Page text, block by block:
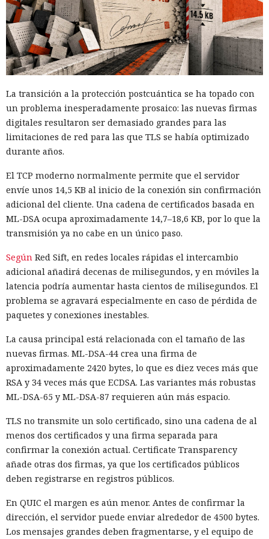
La transición a la protección postcuántica se ha topado con
un problema inesperadamente prosaico: las nuevas firmas
digitales resultaron ser demasiado grandes para las
limitaciones de red para las que TLS se había optimizado
durante años.
El TCP moderno normalmente permite que el servidor
envíe unos 14,5 KB al inicio de la conexión sin confirmación
adicional del cliente. Una cadena de certificados basada en
ML-DSA ocupa aproximadamente 14,7–18,6 KB, por lo que la
transmisión ya no cabe en un único paso.
Según Red Sift, en redes locales rápidas el intercambio
adicional añadirá decenas de milisegundos, y en móviles la
latencia podría aumentar hasta cientos de milisegundos. El
problema se agravará especialmente en caso de pérdida de
paquetes y conexiones inestables.
La causa principal está relacionada con el tamaño de las
nuevas firmas. ML-DSA-44 crea una firma de
aproximadamente 2420 bytes, lo que es diez veces más que
RSA y 34 veces más que ECDSA. Las variantes más robustas
ML-DSA-65 y ML-DSA-87 requieren aún más espacio.
TLS no transmite un solo certificado, sino una cadena de al
menos dos certificados y una firma separada para
confirmar la conexión actual. Certificate Transparency
añade otras dos firmas, ya que los certificados públicos
deben registrarse en registros públicos.
En QUIC el margen es aún menor. Antes de confirmar la
dirección, el servidor puede enviar alrededor de 4500 bytes.
Los mensajes grandes deben fragmentarse, y el equipo de
de la aplicación.
El consentimiento formal reduce el riesgo de conexión
oculta, pero no elimina la principal vulnerabilidad de la
construcción. La aplicación cargaba código desde un
servidor remoto, por lo que los propietarios de la
aplicación en el televisor. Según la estimación del
investigador, una sola modificación en el servidor bastaría
para activar el proxy simultáneamente en un gran número
de dispositivos instalados.
podrían convertirse en una red distribuida para
retransmitir tráfico ajeno. Los dispositivos conectados
servirían no solo para la recopilación masiva de
información, sino también para ataques, intrusiones o
eludir bloqueos. Cualquier actividad parecería originarse en
un piso, una oficina u otro lugar cotidiano.
Los proxy residenciales en sí no están prohibidos. Se usan
para acceder a recursos bloqueados, comprobar sitios desde
distintos países, analizar precios y recopilar datos abiertos.
Empresas que entrenan modelos de inteligencia artificial
también emplean ese tipo de redes para descargar
materiales de múltiples fuentes a la vez.
La misma infraestructura resulta conveniente para actores
malintencionados. Un atacante puede ocultar su ubicación
real, dirigir solicitudes a través de una IP doméstica y eludir
sistemas que bloquean servidores, VPN o redes maliciosas
conocidas. La protección corporativa, en esos casos, ve una
conexión desde un proveedor residencial y no siempre
reconoce el ataque.
Comprobar el contenido del tráfico también es difícil. La
mayoría de las conexiones modernas están cifradas, por lo
que el propietario del televisor u operador de la red percibe
el intercambio de datos, pero no puede leer las solicitudes.